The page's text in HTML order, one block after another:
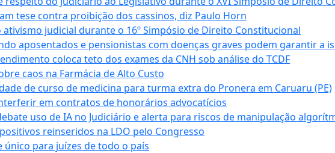
tese contra proibição dos cassinos, diz Paulo Horn
judicial durante o 16º Simpósio de Direito Constitucional
aposentados e pensionistas com doenças graves podem garantir a
coloca teto dos exames da CNH sob análise do TCDF
caos na Farmácia de Alto Custo
de curso de medicina para turma extra do Pronera em Caruaru (PE)
em contratos de honorários advocatícios
uso de IA no Judiciário e alerta para riscos de manipulação
reinseridos na LDO pelo Congresso
único para juízes de todo o país